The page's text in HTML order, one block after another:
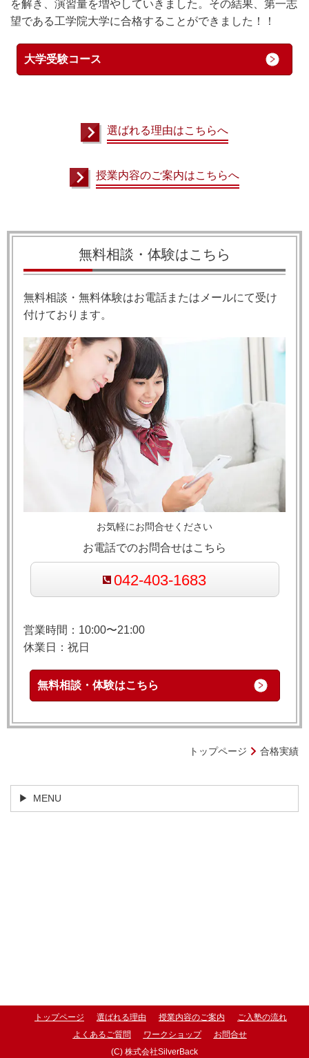
を解き、演習量を増やしていきました。その結果、第一志
望である工学院大学に合格することができました！！
大学受験コース
選ばれる理由はこちらへ
授業内容のご案内はこちらへ
無料相談・体験はこちら
無料相談・無料体験はお電話またはメールにて受け
付けております。
お気軽にお問合せください
お電話でのお問合せはこちら
042-403-1683
営業時間：10:00〜21:00
休業日：祝日
無料相談・体験はこちら
トップページ 合格実績
MENU
(C) 株式会社SilverBack
トップページ 選ばれる理由 授業内容のご案内
ご入塾の流れ
よくあるご質問
ワークショップ お問合せ